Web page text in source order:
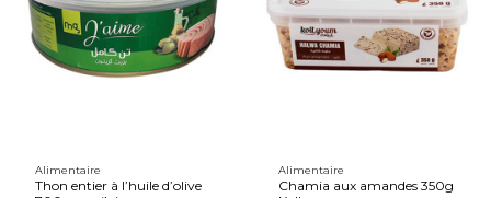
Alimentaire
Thon entier à l’huile d’olive
Alimentaire
Chamia aux amandes 350g